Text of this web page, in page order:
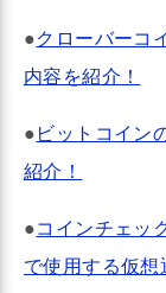
●クローバーコ
内容を紹介！
● ビットコイン
紹介！
●コインチェッ
で使用する仮想